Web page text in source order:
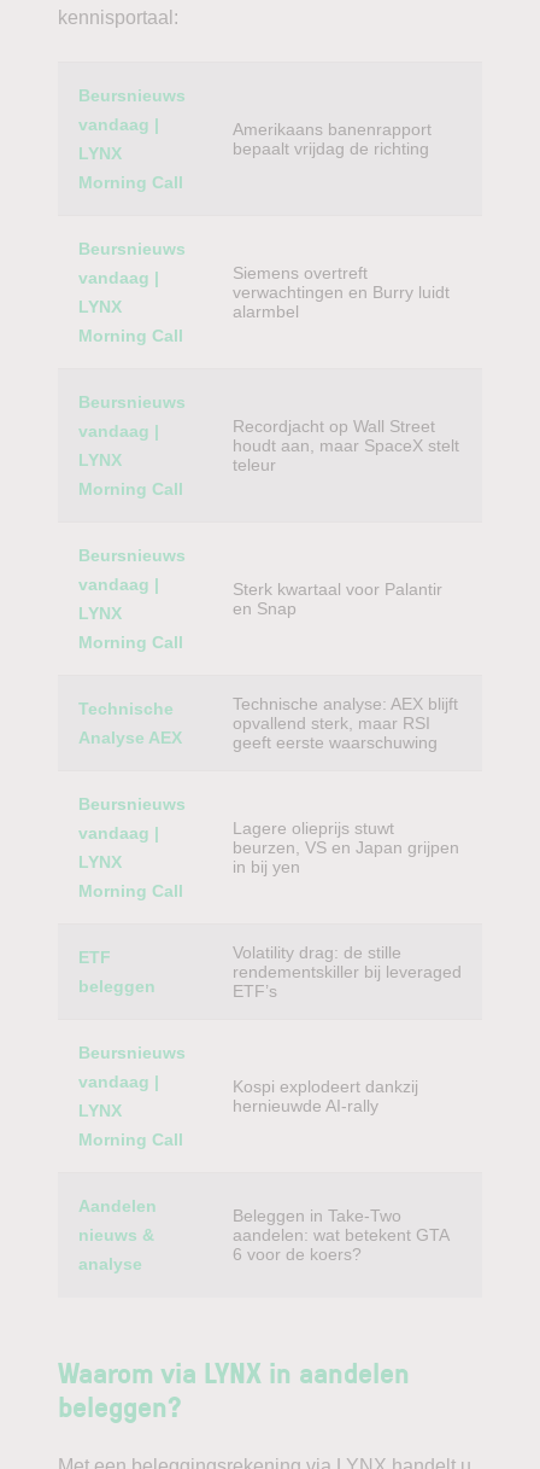
kennisportaal:
Category
Beursnieuws
vandaag |
LYNX
Morning Call
Amerikaans banenrapport
bepaalt vrijdag de richting
Beursnieuws
vandaag |
LYNX
Morning Call
Siemens overtreft
verwachtingen en Burry luidt
alarmbel
Beursnieuws
vandaag |
LYNX
Morning Call
Recordjacht op Wall Street
houdt aan, maar SpaceX stelt
teleur
Beursnieuws
vandaag |
LYNX
Morning Call
Sterk kwartaal voor Palantir
en Snap
Technische
Analyse AEX
Technische analyse: AEX blijft
opvallend sterk, maar RSI
geeft eerste waarschuwing
Beursnieuws
vandaag |
LYNX
Morning Call
Lagere olieprijs stuwt
beurzen, VS en Japan grijpen
in bij yen
ETF
beleggen
Volatility drag: de stille
rendementskiller bij leveraged
ETF’s
Beursnieuws
vandaag |
LYNX
Morning Call
Kospi explodeert dankzij
hernieuwde AI-rally
Aandelen
nieuws &
analyse
Beleggen in Take-Two
aandelen: wat betekent GTA
6 voor de koers?
Waarom via LYNX in aandelen
beleggen?